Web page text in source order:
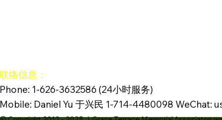
络信息：
1-626-3632586 (24小时服务)
Daniel Yu 于兴民 1-714-4480098 WeChat: